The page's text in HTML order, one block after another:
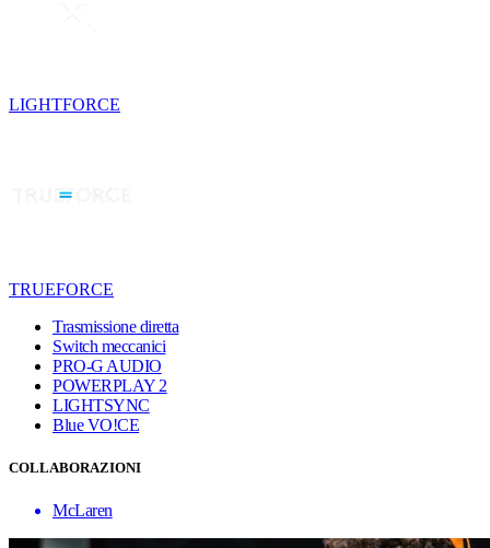
LIGHTFORCE
TRUEFORCE
Trasmissione diretta
Switch meccanici
PRO-G AUDIO
POWERPLAY 2
LIGHTSYNC
Blue VO!CE
COLLABORAZIONI
McLaren